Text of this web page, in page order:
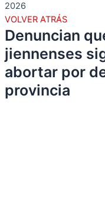
2026
VOLVER ATRÁS
Denuncian
jiennenses
abortar por
provincia